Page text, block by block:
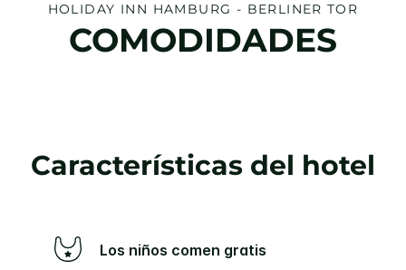
HOLIDAY INN HAMBURG - BERLINER TOR
COMODIDADES
Características del hotel
Los niños comen gratis